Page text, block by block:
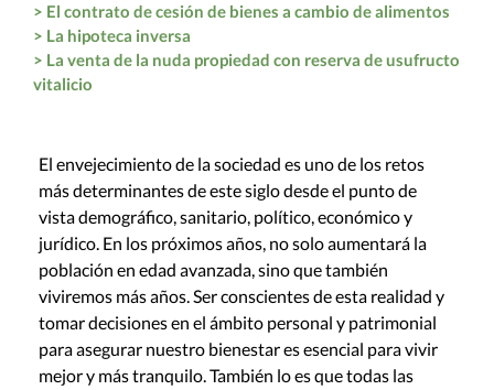
> El contrato de cesión de bienes a cambio de alimentos
> La hipoteca inversa
> La venta de la nuda propiedad con reserva de usufructo
vitalicio
El envejecimiento de la sociedad es uno de los retos
más determinantes de este siglo desde el punto de
vista demográfico, sanitario, político, económico y
jurídico. En los próximos años, no solo aumentará la
población en edad avanzada, sino que también
viviremos más años. Ser conscientes de esta realidad y
tomar decisiones en el ámbito personal y patrimonial
para asegurar nuestro bienestar es esencial para vivir
mejor y más tranquilo. También lo es que todas las